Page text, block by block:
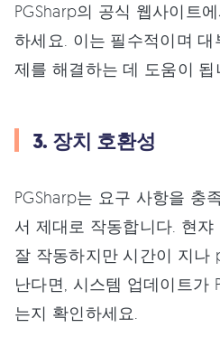
PGSharp의 공식 웹사이트
하세요. 이는 필수적이며
제를 해결하는 데 도움이 됩
3. 장치 호환성
PGSharp는 요구 사항을 충
서 제대로 작동합니다. 현쟈
잘 작동하지만 시간이 지나
난다면, 시스템 업데이트가
는지 확인하세요.